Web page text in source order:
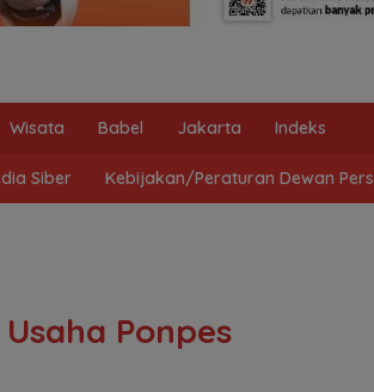
Wisata Babel Jakarta Indeks
Siber Kebijakan/Peraturan Dewan Pers
Ponpes